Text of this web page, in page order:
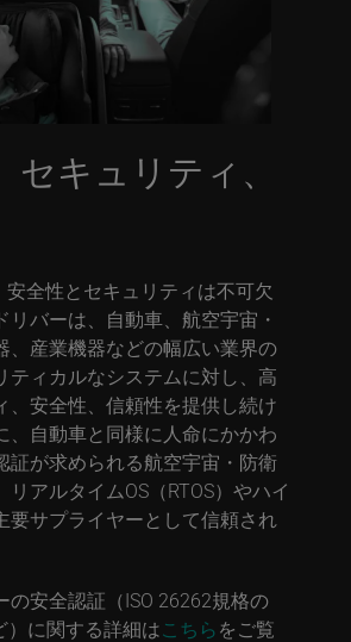
セキュリティ、
安全性とセキュリティは不可欠
リバーは、自動車、航空宇宙・
、産業機器などの幅広い業界の
ティカルなシステムに対し、高
、安全性、信頼性を提供し続け
、自動車と同様に人命にかかわ
証が求められる航空宇宙・防衛
アルタイムOS（RTOS）やハイ
要サプライヤーとして信頼され
の安全認証（ISO 26262規格の
）に関する詳細はこちらをご覧